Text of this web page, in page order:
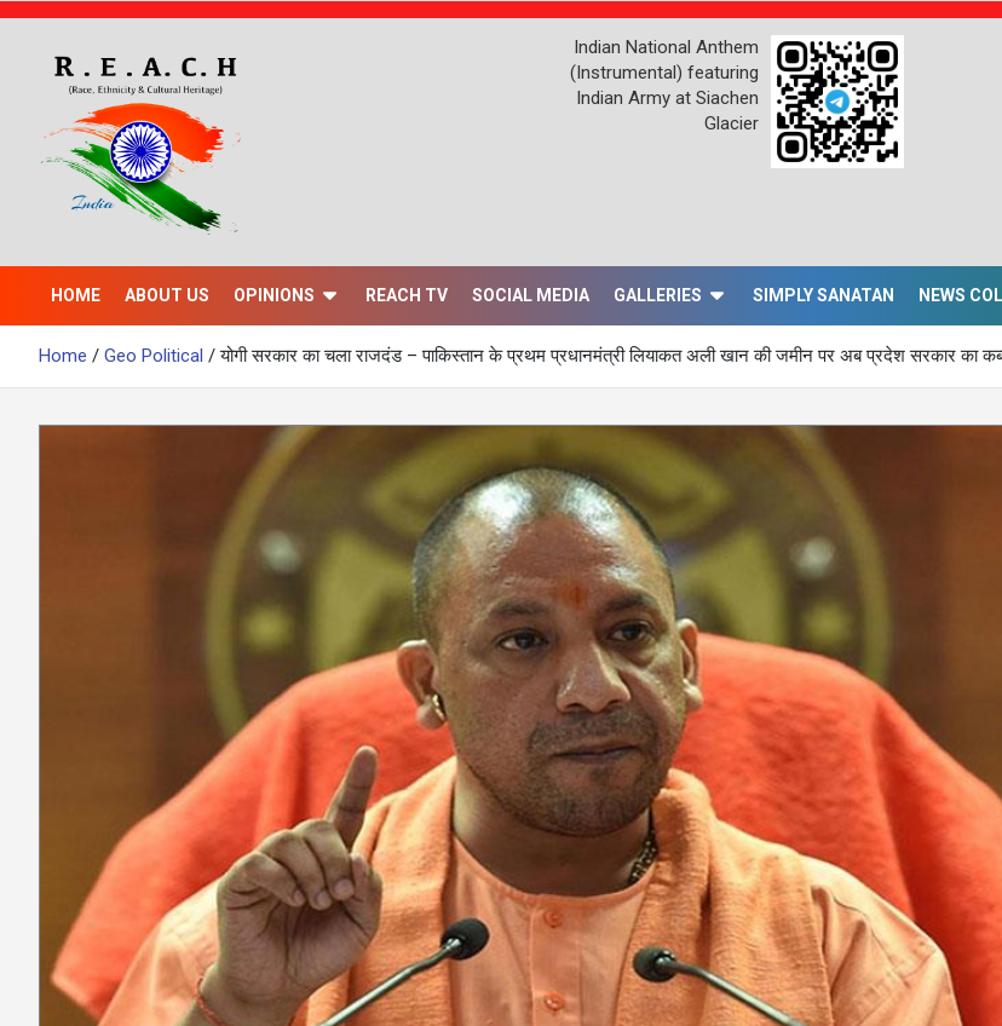
e
Indian National Anthem
(Instrumental) featuring
Indian Army at Siachen
Glacier
HOME ABOUT US OPINIONS REACH TV SOCIAL MEDIA GALLERIES SIMPLY SANATAN NEWS
Home Geo Political योगी सरकार का चला राजदंड – पाकिस्तान के प्रथम प्रधानमंत्री लियाकत अली खान की जमीन पर अब प्रदेश सरकार का